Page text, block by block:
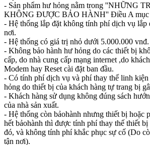
- Sản phẩm hư hỏng nằm trong ''NHỮNG
KHÔNG ĐƯỢC BẢO HÀNH'' Điều A mục
- Hệ thống lắp đặt không tính phí dịch vụ lắp
nơi.
- Hệ thống có giá trị nhỏ dưới 5.000.000 vnđ.
- Không bảo hành hư hỏng do các thiết bị
cấp, do nhà cung cấp mạng internet ,do
Modem hay Reset cài đặt ban đầu.
- Có tính phí dịch vụ và phí thay thế linh kiện
hỏng do thiết bị của khách hàng tự trang bị
- Khách hàng sử dụng không đúng sách
của nhà sản xuất.
- Hệ thống còn bảohành nhưng thiết bị hoặc
hết bảohành thì được tính phí thay thế thiết bị
đó, và không tính phí khắc phục sự cố (Do
tận nơi).